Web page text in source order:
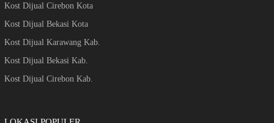
Kost Dijual Cirebon Kota
Kost Dijual Bekasi Kota
Kost Dijual Karawang Kab.
Kost Dijual Bekasi Kab.
Kost Dijual Cirebon Kab.